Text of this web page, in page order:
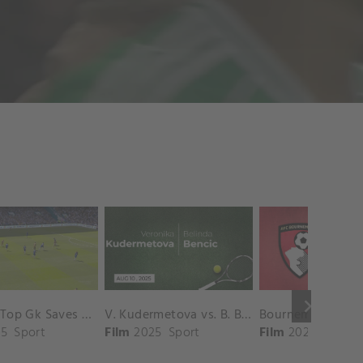
keyboard_arrow_right
Chelsea Top Gk Saves vs. Crystal Palace
Sport
V. Kudermetova vs. B. Bencic Match Highlights - CINCINNATI_Champions Court ( August 10, 2025)
Film 2025 Sport Film 2025